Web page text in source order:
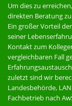
Um dies zu
direkten Beratung
Ein großer Vorteil
seiner
Kontakt zum
vergleichbaren Fall
zuletzt sind wir
Landesbehörde,
Fachbetrieb nach